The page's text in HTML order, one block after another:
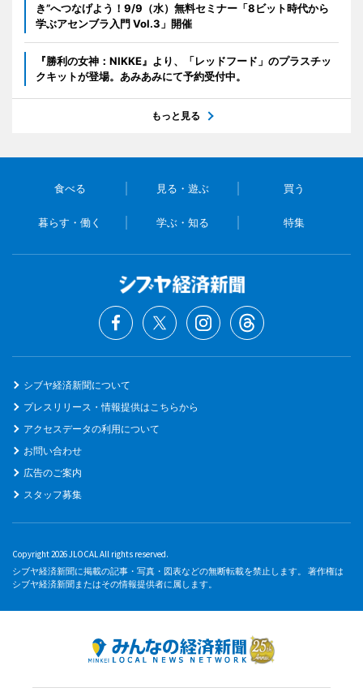
き”へつなげよう！9/9（水）無料セミナー「8ビット時代から
学ぶアセンブラ入門 Vol.3」開催
『勝利の女神：NIKKE』より、「レッドフード」のプラスチッ
クキットが登場。あみあみにて予約受付中。
もっと見る
食べる 見る・遊ぶ 買う
暮らす・働く 学ぶ・知る 特集
シブヤ経済新聞について
プレスリリース・情報提供はこちらから
アクセスデータの利用について
お問い合わせ
広告のご案内
スタッフ募集
Copyright 2026 JLOCAL All rights reserved.
シブヤ経済新聞に掲載の記事・写真・図表などの無断転載を禁止します。 著作権は
シブヤ経済新聞またはその情報提供者に属します。